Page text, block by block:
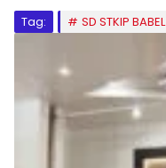
Tag: SD STKIP BABEL